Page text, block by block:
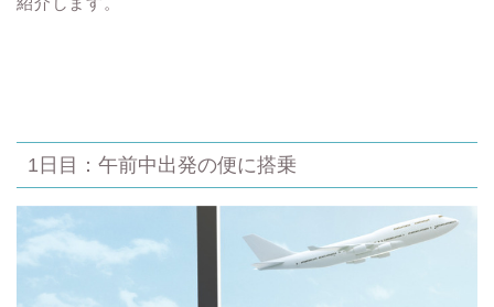
1日目：午前中出発の便に搭乗